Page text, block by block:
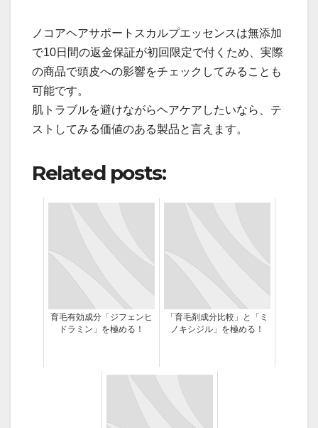
ノコアヘアサポートスカルプエッセンスは無添加
で10日間の返金保証が初回限定で付くため、実際
の商品で頭皮への影響をチェックしてみることも
可能です。
肌トラブルを避けながらヘアケアしたいなら、テ
ストしてみる価値のある製品と言えます。
Related posts:
育毛有効成分「ジフェンヒ
ドラミン」を極める！
「育毛剤成分比較」と「ミ
ノキシジル」を極める！